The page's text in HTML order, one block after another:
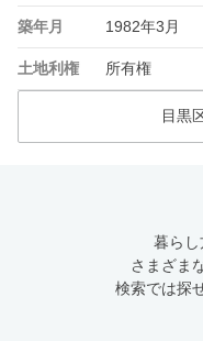
築年月 1982年3月
土地利権 所有権
目黒
暮らし
さまざま
検索では探